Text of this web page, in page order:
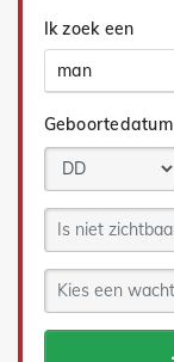
Ik zoek een
man
Geboortedatum